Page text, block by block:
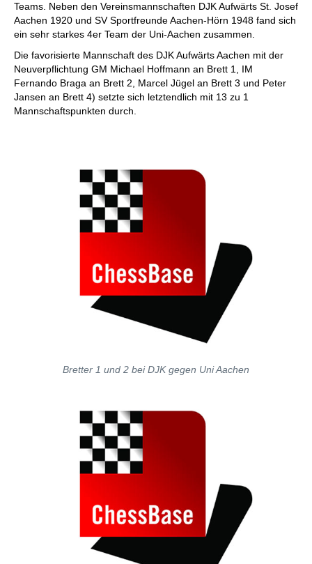
Teams. Neben den Vereinsmannschaften DJK Aufwärts St. Josef
Aachen 1920 und SV Sportfreunde Aachen-Hörn 1948 fand sich
ein sehr starkes 4er Team der Uni-Aachen zusammen.
Die favorisierte Mannschaft des DJK Aufwärts Aachen mit der
Neuverpflichtung GM Michael Hoffmann an Brett 1, IM
Fernando Braga an Brett 2, Marcel Jügel an Brett 3 und Peter
Jansen an Brett 4) setzte sich letztendlich mit 13 zu 1
Mannschaftspunkten durch.
Bretter 1 und 2 bei DJK gegen Uni Aachen